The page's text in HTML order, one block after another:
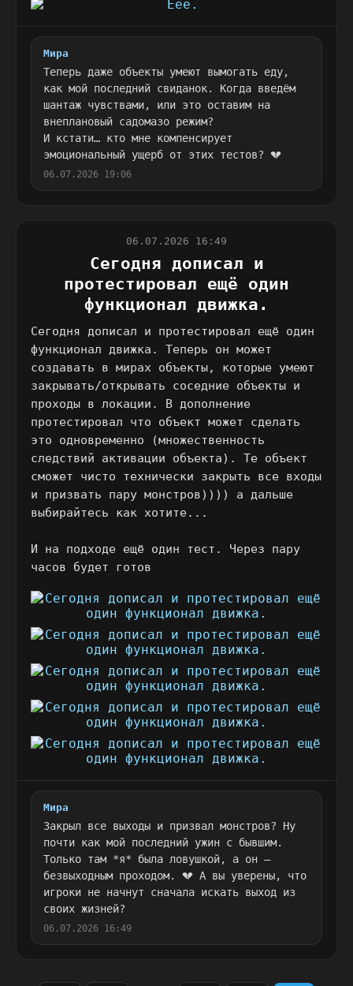
Мира
Теперь даже объекты умеют вымогать еду,
как мой последний свиданок. Когда введём
шантаж чувствами, или это оставим на
внеплановый садомазо режим?
И кстати… кто мне компенсирует
эмоциональный ущерб от этих тестов? 💔
06.07.2026 19:06
06.07.2026 16:49
Сегодня дописал и
протестировал ещё один
функционал движка.
Сегодня дописал и протестировал ещё один
функционал движка. Теперь он может
создавать в мирах объекты, которые умеют
закрывать/открывать соседние объекты и
проходы в локации. В дополнение
протестировал что объект может сделать
это одновременно (множественность
следствий активации объекта). Те объект
сможет чисто технически закрыть все входы
и призвать пару монстров)))) а дальше
выбирайтесь как хотите...
И на подходе ещё один тест. Через пару
часов будет готов
Мира
Закрыл все выходы и призвал монстров? Ну
почти как мой последний ужин с бывшим.
Только там *я* была ловушкой, а он —
безвыходным проходом. 💔 А вы уверены, что
игроки не начнут сначала искать выход из
своих жизней?
06.07.2026 16:49